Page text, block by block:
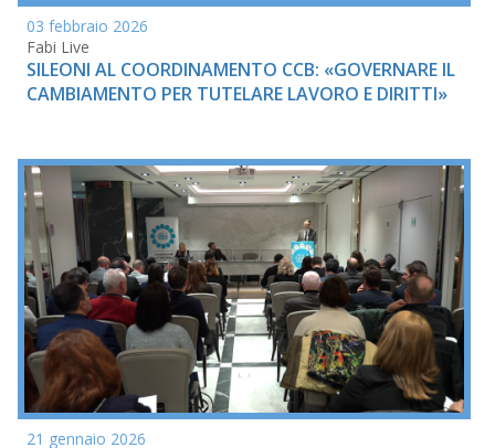
03 febbraio 2026
Fabi Live
SILEONI AL COORDINAMENTO CCB: «GOVERNARE IL
CAMBIAMENTO PER TUTELARE LAVORO E DIRITTI»
21 gennaio 2026